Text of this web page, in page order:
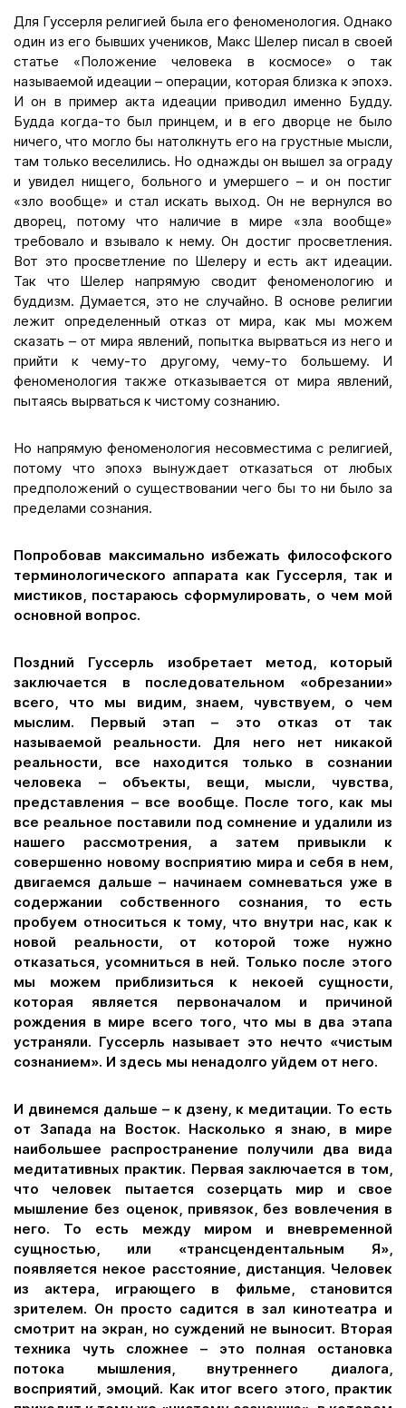
Для Гуссерля религией была его феноменология. Однако
один из его бывших учеников, Макс Шелер писал в своей
статье «Положение человека в космосе» о так
называемой идеации – операции, которая близка к эпохэ.
И он в пример акта идеации приводил именно Будду.
Будда когда-то был принцем, и в его дворце не было
ничего, что могло бы натолкнуть его на грустные мысли,
там только веселились. Но однажды он вышел за ограду
и увидел нищего, больного и умершего – и он постиг
«зло вообще» и стал искать выход. Он не вернулся во
дворец, потому что наличие в мире «зла вообще»
требовало и взывало к нему. Он достиг просветления.
Вот это просветление по Шелеру и есть акт идеации.
Так что Шелер напрямую сводит феноменологию и
буддизм. Думается, это не случайно. В основе религии
лежит определенный отказ от мира, как мы можем
сказать – от мира явлений, попытка вырваться из него и
прийти к чему-то другому, чему-то большему. И
феноменология также отказывается от мира явлений,
пытаясь вырваться к чистому сознанию.
Но напрямую феноменология несовместима с религией,
потому что эпохэ вынуждает отказаться от любых
предположений о существовании чего бы то ни было за
пределами сознания.
Попробовав максимально избежать философского
терминологического аппарата как Гуссерля, так и
мистиков, постараюсь сформулировать, о чем мой
основной вопрос.
Поздний Гуссерль изобретает метод, который
заключается в последовательном «обрезании»
всего, что мы видим, знаем, чувствуем, о чем
мыслим. Первый этап – это отказ от так
называемой реальности. Для него нет никакой
реальности, все находится только в сознании
человека – объекты, вещи, мысли, чувства,
представления – все вообще. После того, как мы
все реальное поставили под сомнение и удалили из
нашего рассмотрения, а затем привыкли к
совершенно новому восприятию мира и себя в нем,
двигаемся дальше – начинаем сомневаться уже в
содержании собственного сознания, то есть
пробуем относиться к тому, что внутри нас, как к
новой реальности, от которой тоже нужно
отказаться, усомниться в ней. Только после этого
мы можем приблизиться к некоей сущности,
которая является первоначалом и причиной
рождения в мире всего того, что мы в два этапа
устраняли. Гуссерль называет это нечто «чистым
сознанием». И здесь мы ненадолго уйдем от него.
И двинемся дальше – к дзену, к медитации. То есть
от Запада на Восток. Насколько я знаю, в мире
наибольшее распространение получили два вида
медитативных практик. Первая заключается в том,
что человек пытается созерцать мир и свое
мышление без оценок, привязок, без вовлечения в
него. То есть между миром и вневременной
сущностью, или «трансцендентальным Я»,
появляется некое расстояние, дистанция. Человек
из актера, играющего в фильме, становится
зрителем. Он просто садится в зал кинотеатра и
смотрит на экран, но суждений не выносит. Вторая
техника чуть сложнее – это полная остановка
потока мышления, внутреннего диалога,
восприятий, эмоций. Как итог всего этого, практик